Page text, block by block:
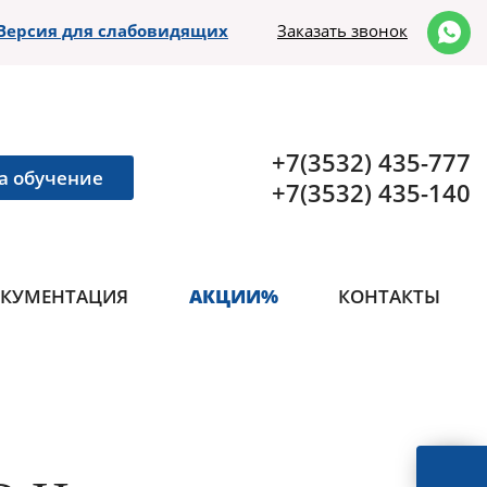
для слабовидящих Заказать звонок
обучение
+7(3532) 435-777
+7(3532) 435-140
АКЦИИ% КОНТАКТЫ